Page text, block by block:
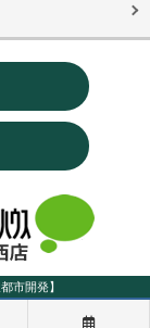
市開発】